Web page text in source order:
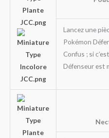
Lancez une
Pokémon
Confus ; si
Défenseur est